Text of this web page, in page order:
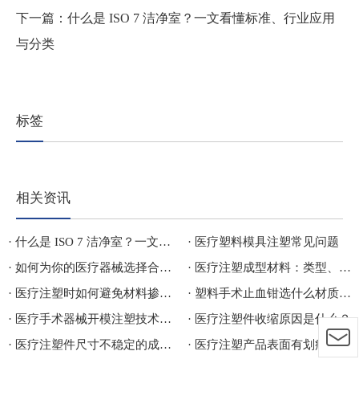
下一篇： 什么是 ISO 7 洁净室？一文看懂标准、行业应用
与分类
标签
相关资讯
· 什么是 ISO 7 洁净室？一文看懂标准、行业应用与分类
· 医疗塑料模具注塑常见问题
· 如何为你的医疗器械选择合规且无菌的医疗包材？
· 医疗注塑成型材料：类型、差异、行业应用及价格成本对比
· 医疗注塑时如何避免材料掺假造成损失
· 塑料手术止血钳选什么材质比较好
· 医疗手术器械开模注塑技术探讨
· 医疗注塑件收缩原因是什么？
· 医疗注塑件尺寸不稳定的成因及解决方案
· 医疗注塑产品表面有划痕，是模具问题还是脱模方式问题？